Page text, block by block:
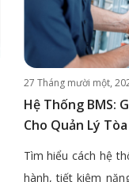
27 Tháng mười một,
Hệ Thống BMS:
Cho Quản Lý
Tìm hiểu cách hệ
hành, tiết kiệm